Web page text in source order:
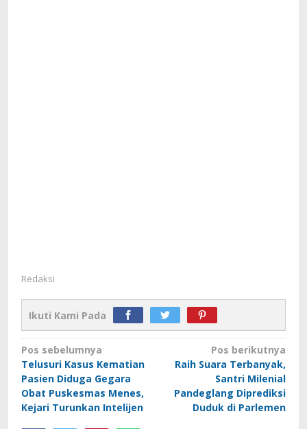
Redaksi
Ikuti Kami Pada
Navigasi
pos
Pos sebelumnya
Telusuri Kasus Kematian
Pasien Diduga Gegara
Obat Puskesmas Menes,
Kejari Turunkan Intelijen
Pos berikutnya
Raih Suara Terbanyak,
Santri Milenial
Pandeglang Diprediksi
Duduk di Parlemen